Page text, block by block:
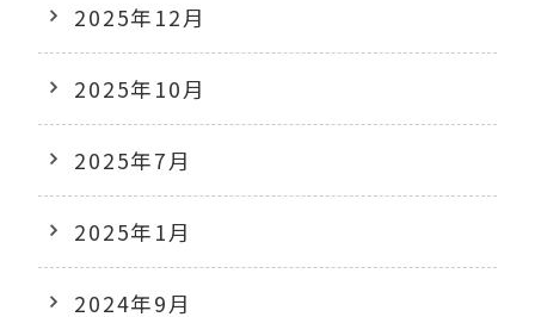
2025年12月
2025年10月
2025年7月
2025年1月
2024年9月